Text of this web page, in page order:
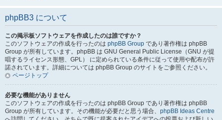
phpBB3 について
この掲示板ソフトウェアを作成したのは誰ですか？
このソフトウェアの作成を行ったのは phpBB Group であり著作権は phpBB
Group が所有しています。phpBB は GNU General Public License（GNU が提
唱するライセンス形態、GPL） に定められている条件に従って使用や配布が許
諾されています。詳細については phpBB Group のサイトをご参照ください。
ページトップ
必要な機能がありません
このソフトウェアの作成を行ったのは phpBB Group であり著作権は phpBB
Group が所有しています。その機能が必要だと思う場合、 phpBB Ideas Centre